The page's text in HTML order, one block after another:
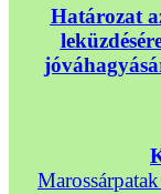
Határozat